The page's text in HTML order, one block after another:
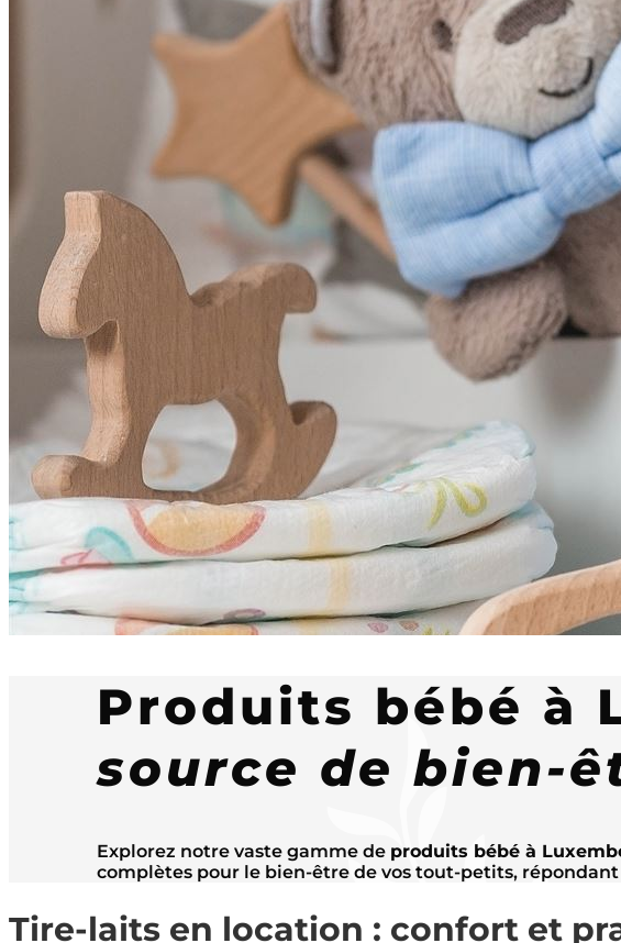
Produits bébé à
source de bien-
Explorez notre vaste gamme de produits bébé à
complètes pour le bien-être de vos tout-petits, répondant
Tire-laits en location : confort et